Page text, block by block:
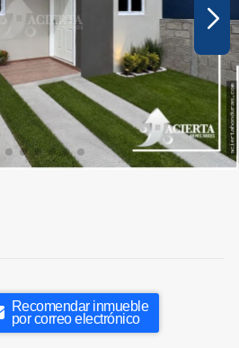
Recomendar inmueble
por correo electrónico